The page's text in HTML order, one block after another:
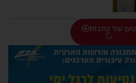
טען עוד כתבות